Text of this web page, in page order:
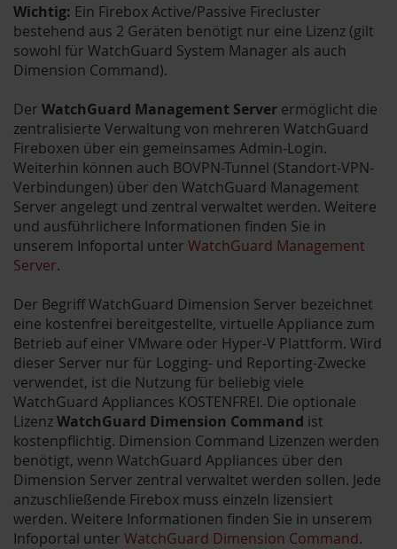
Wichtig: Ein Firebox Active/Passive Firecluster
bestehend aus 2 Geräten benötigt nur eine Lizenz (gilt
sowohl für WatchGuard System Manager als auch
Dimension Command).
Der WatchGuard Management Server ermöglicht die
zentralisierte Verwaltung von mehreren WatchGuard
Fireboxen über ein gemeinsames Admin-Login.
Weiterhin können auch BOVPN-Tunnel (Standort-VPN-
Verbindungen) über den WatchGuard Management
Server angelegt und zentral verwaltet werden. Weitere
und ausführlichere Informationen finden Sie in
unserem Infoportal unter WatchGuard Management
Server.
Der Begriff WatchGuard Dimension Server bezeichnet
eine kostenfrei bereitgestellte, virtuelle Appliance zum
Betrieb auf einer VMware oder Hyper-V Plattform. Wird
dieser Server nur für Logging- und Reporting-Zwecke
verwendet, ist die Nutzung für beliebig viele
WatchGuard Appliances KOSTENFREI. Die optionale
LizenzWatchGuard Dimension Command ist
kostenpflichtig. Dimension Command Lizenzen werden
benötigt, wenn WatchGuard Appliances über den
Dimension Server zentral verwaltet werden sollen. Jede
anzuschließende Firebox muss einzeln lizensiert
werden. Weitere Informationen finden Sie in unserem
Infoportal unter WatchGuard Dimension Command.